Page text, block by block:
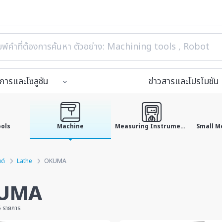
ารและโซลูชัน ข่าวสารและโปรโมชัน
Machine Measuring Instruments
Lathe OKUMA
ายการ